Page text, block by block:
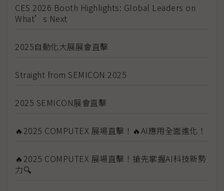
CES 2026 Booth Highlights: Global Leaders on
What’s Next
2025自動化大展展會直擊
Straight from SEMICON 2025
2025 SEMICON展會直擊
🔥2025 COMPUTEX 展場直擊！🔥AI應用全面進化！
🔥2025 COMPUTEX 展場直擊！搶先掌握AI科技新勢
力🔍